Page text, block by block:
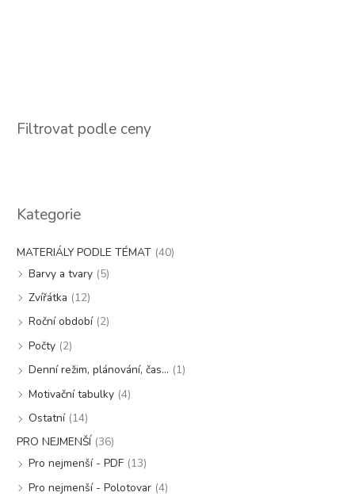
Filtrovat podle ceny
Kategorie
MATERIÁLY PODLE TÉMAT (40)
Barvy a tvary (5)
Zvířátka (12)
Roční období (2)
Počty (2)
Denní režim, plánování, čas... (1)
Motivační tabulky (4)
Ostatní (14)
PRO NEJMENŠÍ (36)
Pro nejmenší - PDF (13)
Pro nejmenší - Polotovar (4)